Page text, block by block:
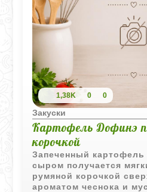
1,38K 0 0
Закуски
Картофель Дофинэ
корочкой
Запеченный
сыром получается
румяной корочкой
ароматом чеснока и